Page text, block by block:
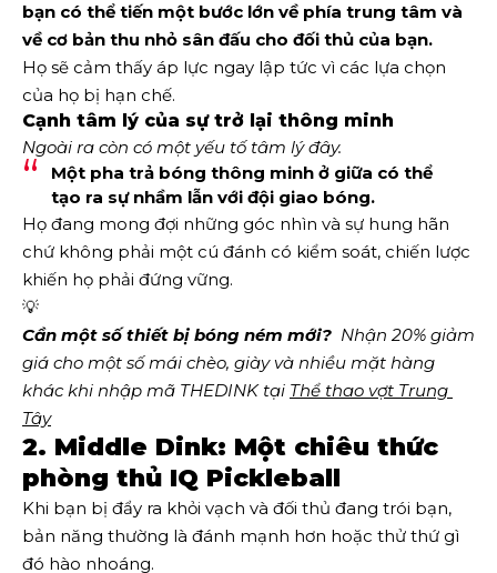
bạn có thể tiến một bước lớn về phía trung tâm và
về cơ bản thu nhỏ sân đấu cho đối thủ của bạn.
Họ sẽ cảm thấy áp lực ngay lập tức vì các lựa chọn
của họ bị hạn chế.
Cạnh tâm lý của sự trở lại thông minh
Ngoài ra còn có một yếu tố tâm lýđây.
Một pha trả bóng thông minh ở giữa có thể
tạo ra sự nhầm lẫn với đội giao bóng.
Họ đang mong đợi những góc nhìn và sự hung hãn
chứ không phải một cú đánh có kiểm soát, chiến lược
khiến họ phải đứng vững.
💡
Cần một số thiết bị bóng ném mới?
  Nhận 20% giảm
giá cho một số mái chèo, giày và nhiều mặt hàng
khác khi nhập mã THEDINK tại Thể thao vợt Trung
Tây
2. Middle Dink: Một chiêu thức
phòng thủ IQ Pickleball
Khi bạn bị đẩy ra khỏi vạch và đối thủ đang trói bạn,
bản năng thường là đánh mạnh hơn hoặc thử thứ gì
đó hào nhoáng.